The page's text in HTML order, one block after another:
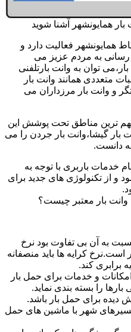
همایونشهر آشنا شوید
همایونشهر فعالیت دارد و
به مردم عزیز می
توان به وانت بارتلفنی
متعددی همانند وانت بار
و وانت بار مرزداران می
ترین مناطق تحت پوشش این
بار گیشا،وانت بار جردن را می
دانست.
خدمات باربری با توجه به
و از تکنولوژی های جدید برای
بار معتبر چیست؟
به آن بی تفاوت بود نرخ
است.نرخ کرایه ها باید منصفانه
برابری کند.
و خدمات برای حمل بار
بارها را بسته بندی نماید.
دیده برای حمل بار باشد.
شهر با ماشین های حمل